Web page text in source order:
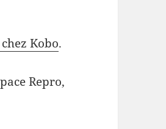
chez Kobo.
Repro,